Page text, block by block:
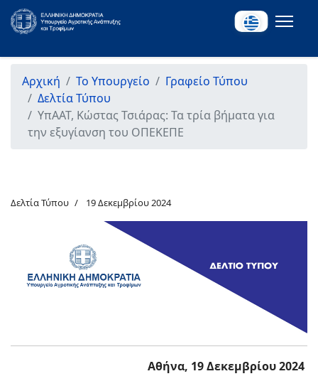
Αρχική Το Υπουργείο
Γραφείο Τύπου
Δελτία Τύπου
ΥπΑΑΤ, Κώστας Τσιάρας: Τα τρία βήματα για
την εξυγίανση του ΟΠΕΚΕΠΕ
Δελτία Τύπου 19 Δεκεμβρίου 2024
Αθήνα, 19 Δεκεμβρίου 2024